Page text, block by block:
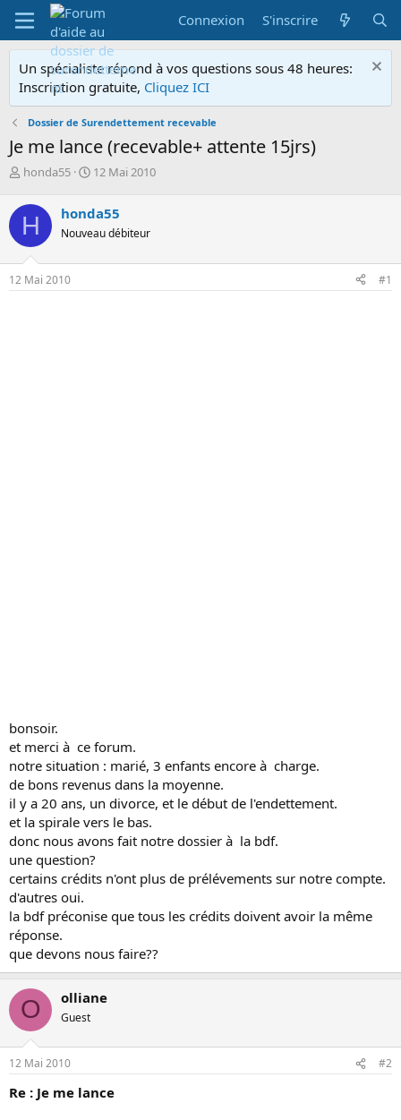
Connexion S'inscrire
Un spécialiste répond à vos questions sous 48 heures:
Inscription gratuite, Cliquez ICI
Dossier de Surendettement recevable
Je me lance (recevable+ attente 15jrs)
A
t
e
u
r
d
e
honda55
D
e
d
d
12 Mai 2010
H honda55
Nouveau débiteur
12 Mai 2010 #1
bonsoir.
et merci à ce forum.
notre situation : marié, 3 enfants encore à charge.
de bons revenus dans la moyenne.
il y a 20 ans, un divorce, et le début de l'endettement.
et la spirale vers le bas.
donc nous avons fait notre dossier à la bdf.
une question?
certains crédits n'ont plus de prélévements sur notre compte.
d'autres oui.
la bdf préconise que tous les crédits doivent avoir la même
réponse.
que devons nous faire??
O olliane
Guest
12 Mai 2010 #2
Re : Je me lance